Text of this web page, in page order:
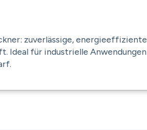
zuverlässige, energieeffiziente
Ideal für industrielle Anwendungen